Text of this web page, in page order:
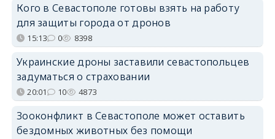
Кого в Севастополе готовы взять на работу
для защиты города от дронов
15:13 0 8398
Украинские дроны заставили севастопольцев
задуматься о страховании
20:01 10 4873
Зооконфликт в Севастополе может оставить
бездомных животных без помощи